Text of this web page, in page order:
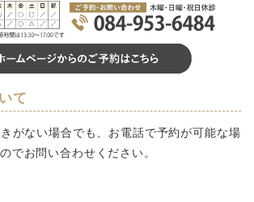
て
がない場合でも、お電話で予約が可能な場
でお問い合わせください。